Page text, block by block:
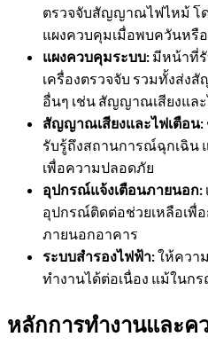
ตรวจจับสัญญาณไฟไหม้ โ
แผงควบคุมเมื่อพบควันหรื
แผงควบคุมระบบ: มีหน้าที่
เครื่องตรวจจับ รวมทั้งส่ง
อื่นๆ เช่น สัญญาณเสียงแล
สัญญาณเสียงและไฟเตือน:
รับรู้ถึงสถานการณ์ฉุกเฉิน
เพื่อความปลอดภัย
อุปกรณ์แจ้งเตือนภายนอก:
อุปกรณ์ติดต่อช่วยเหลือเพื่
ภายนอกอาคาร
ระบบสำรองไฟฟ้า:ให้ควา
ทำงานได้ต่อเนื่อง แม้ใน
หลักการทำงานและ